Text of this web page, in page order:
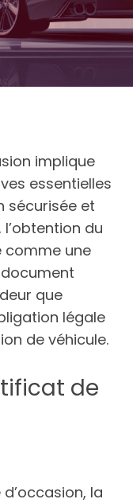
implique
essentielles
sécurisée et
du
une
que
légale
de véhicule.
de
la